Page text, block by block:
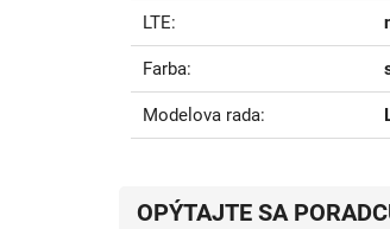
LTE
Farba
Modelova rada
OPÝTAJTE SA